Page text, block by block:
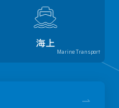
海上
Marine Transport